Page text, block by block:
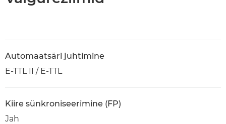
Automaatsäri juhtimine
E-TTL II / E-TTL
Kiire sünkroniseerimine (FP)
Jah